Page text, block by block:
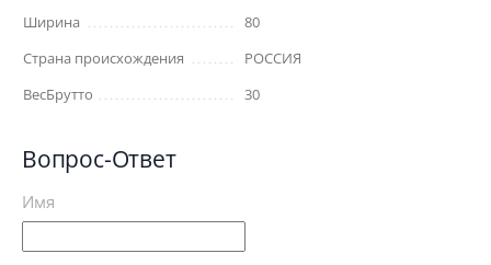
Ширина
80
Страна происхождения
РОССИЯ
ВесБрутто
30
Вопрос-Ответ
Имя